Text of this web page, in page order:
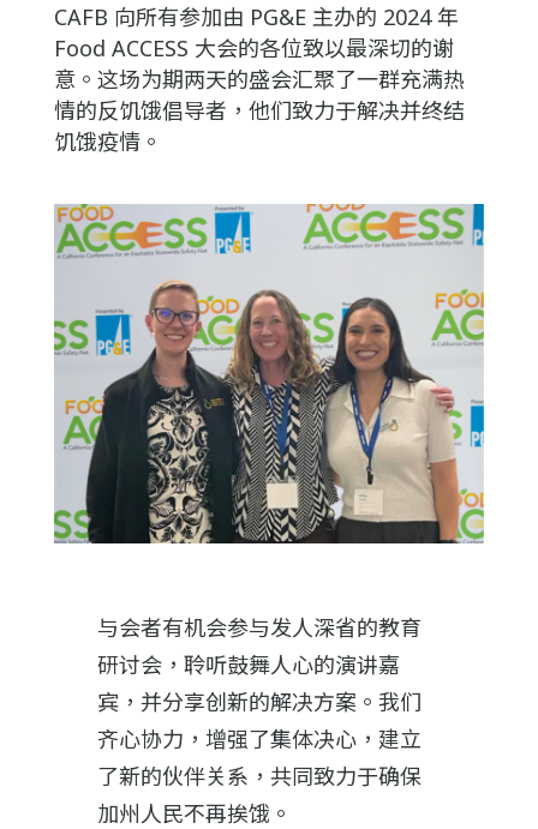
CAFB 向所有参加由 PG&E 主办的 2024 年
Food ACCESS 大会的各位致以最深切的谢
意。这场为期两天的盛会汇聚了一群充满热
情的反饥饿倡导者，他们致力于解决并终结
饥饿疫情。
与会者有机会参与发人深省的教育
研讨会，聆听鼓舞人心的演讲嘉
宾，并分享创新的解决方案。我们
齐心协力，增强了集体决心，建立
了新的伙伴关系，共同致力于确保
加州人民不再挨饿。